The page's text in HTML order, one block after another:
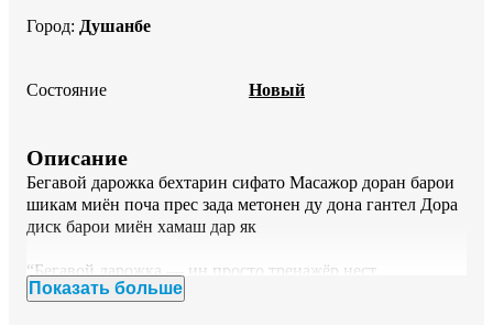
Город: Душанбе
Состояние Новый
Описание
Бегавой дарожка бехтарин сифато Масажор доран барои
шикам миён поча прес зада метонен ду дона гантел Дора
диск барои миён хамаш дар як
“Бегавой дарожка — ин просто тренажёр нест.
Ин роҳи зудтар ба фигураи идеалӣ аст.
Показать больше